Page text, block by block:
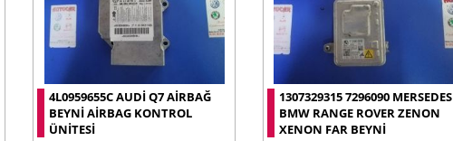
4L0959655C AUDI Q7 AIRBAĞ
BEYNI AIRBAG KONTROL
ÜNITESI
1307329315 7296090 MERSEDES
BMW RANGE ROVER ZENON
XENON FAR BEYNI